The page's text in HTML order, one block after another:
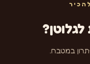
במטבח.